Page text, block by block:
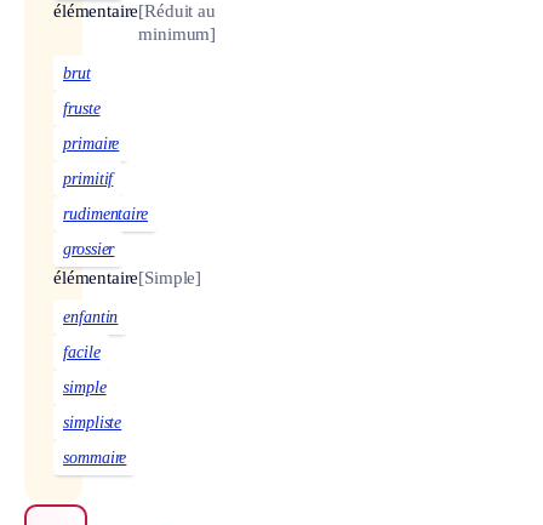
élémentaire[Réduit au
minimum]
brut
fruste
primaire
primitif
rudimentaire
grossier
élémentaire[Simple]
enfantin
facile
simple
simpliste
sommaire